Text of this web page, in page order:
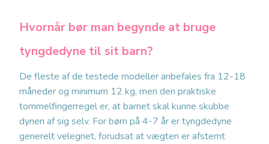
Hvornår bør man begynde at bruge
tyngdedyne til sit barn?
De fleste af de testede modeller anbefales fra 12-18
måneder og minimum 12 kg, men den praktiske
tommelfingerregel er, at barnet skal kunne skubbe
dynen af sig selv. For børn på 4-7 år er tyngdedyne
generelt velegnet, forudsat at vægten er afstemt